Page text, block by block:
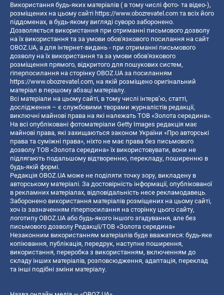
Використання будь-яких матеріалів ( в тому числі фото- та відео-),
розміщених на цьому сайті https://www.obozrevatel.com та всіх його
піддоменах, в будь-якому вигляді суворо заборонено.
Дозволяється використання при отриманні письмового дозволу
на їх використання та за умови обов'язкового посилання на сайт
OBOZ.UA, а для інтернет-видань - при отриманні письмового
дозволу на їх використання та за умови обов'язкового
розміщення прямого, відкритого для пошукових систем,
гіперпосилання на сторінку OBOZ.UA за посиланням
https://www.obozrevatel.com, на якій розміщено оригінальний
матеріал в першому абзаці матеріалу.
Всі матеріали на цьому сайті, в тому числі інтерв’ю, статті,
дослідження – є службовими творами журналістів редакції,
виключні майнові права на які належать ТОВ «Золота середина».
На всі опубліковані фотоматеріали Getty Images редакція має
майнові права, які захищаються законом України «Про авторські
права та суміжні права», ніхто не має права без письмового
дозволу ТОВ «Золота середина» їх використовувати, вони не
підлягають подальшому відтворенню, перекладу, поширенню в
будь-якій формі.
Редакція OBOZ.UA може не поділяти точку зору, викладену в
авторському матеріалі. За достовірність інформації, опублікованої
в рекламних матеріалах, відповідальність несе рекламодавець.
Заборонено використання матеріалів розміщених на цьому сайті,
хоч із зазначенням гіперпосилання на сторінку цього сайту,
логотипу OBOZ.UA або будь-якого іншого згадування, але без
письмового дозволу Редакції/ТОВ «Золота середина»
Незаконним використанням матеріалів буде вважатися: будь-яке
копiювання, публiкацiя, передрук, наступне поширення,
використання, переробка з використанням, включенням до
складу інших матеріалів, розповсюдження, адаптація, переклад
та інші подібні зміни матеріалу.